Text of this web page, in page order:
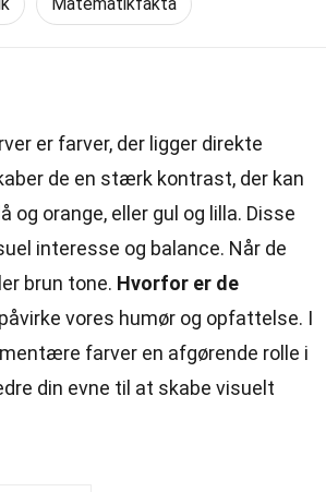
er farver, der ligger direkte
de en stærk kontrast, der kan
orange, eller gul og lilla. Disse
interesse og balance. Når de
brun tone. Hvorfor er de
vores humør og opfattelse. I
farver en afgørende rolle i
din evne til at skabe visuelt